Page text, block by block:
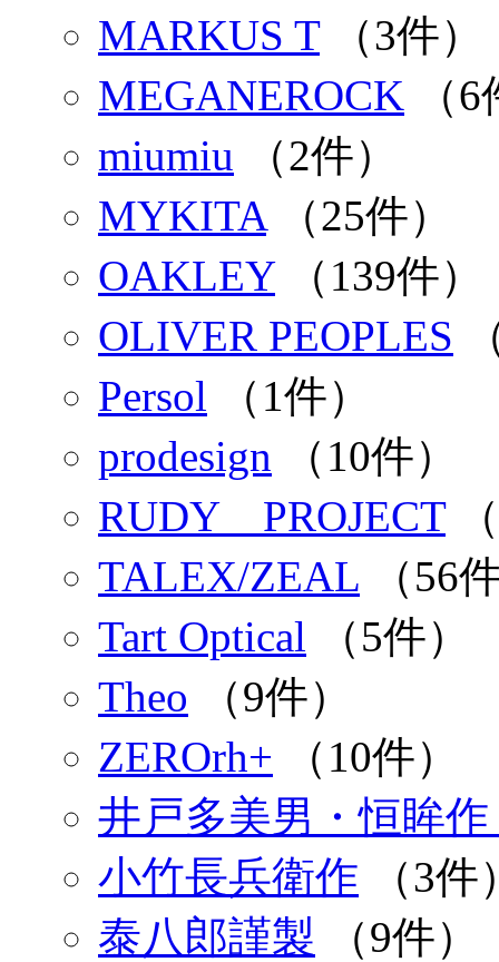
MARKUS T（3件）
MEGANEROCK （
miumiu （2件）
MYKITA（25件）
OAKLEY（139件）
OLIVER PEOPLES
Persol （1件）
prodesign （10件）
RUDY PROJECT
TALEX/ZEAL （56
Tart Optical （5件）
Theo （9件）
ZEROrh+ （10件）
井戸多美男・恒眸
小竹長兵衛作 （3件
泰八郎謹製 （9件）